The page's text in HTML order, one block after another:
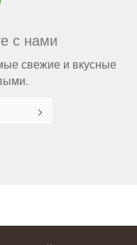
с нами
свежие и вкусные